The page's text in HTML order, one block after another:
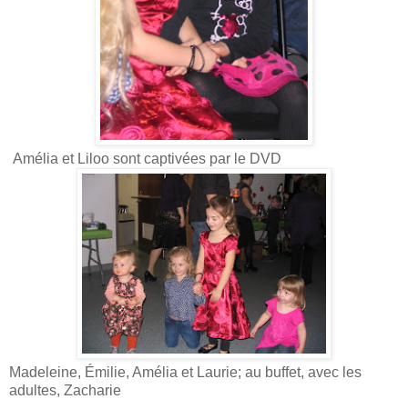
Amélia et Liloo sont captivées par le DVD
Madeleine, Émilie, Amélia et Laurie; au buffet, avec les
adultes, Zacharie